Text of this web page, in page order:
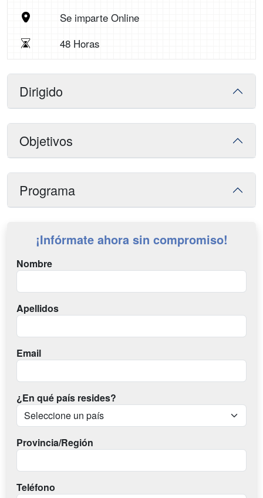
Se imparte Online
48 Horas
Dirigido
Objetivos
Programa
¡Infórmate ahora sin compromiso!
Nombre
Apellidos
Email
¿En qué país resides?
Provincia/Región
Teléfono